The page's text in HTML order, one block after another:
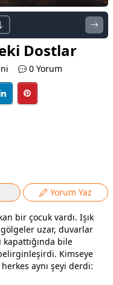
Dostlar
0 Yorum
Yorum Yaz
bir çocuk vardı. Işık
uzar, duvarlar
bile
Kimseye
aynı şeyi derdi: